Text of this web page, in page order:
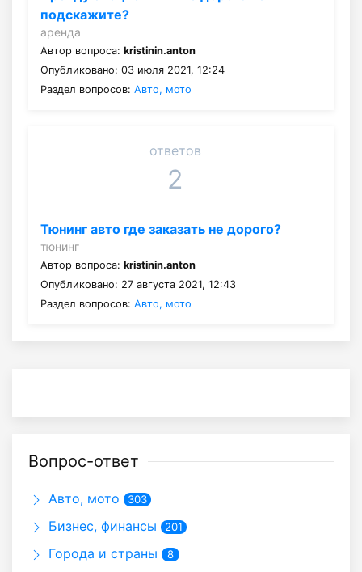
подскажите?
аренда
Автор вопроса: kristinin.anton
Опубликовано: 03 июля 2021, 12:24
Раздел вопросов: Авто, мото
ответов
2
Тюнинг авто где заказать не дорого?
тюнинг
Автор вопроса: kristinin.anton
Опубликовано: 27 августа 2021, 12:43
Раздел вопросов: Авто, мото
Вопрос-ответ
Авто, мото 303
Бизнес, финансы 201
Города и страны 8